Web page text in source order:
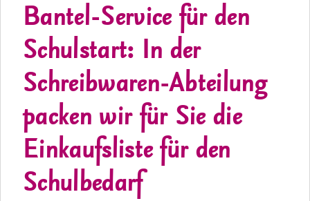
Bantel-Service für den
Schulstart: In der
Schreibwaren-Abteilung
packen wir für Sie die
Einkaufsliste für den
Schulbedarf